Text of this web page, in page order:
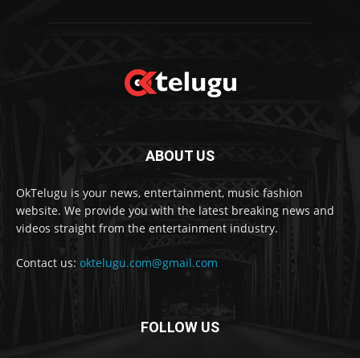
ABOUT US
OkTelugu is your news, entertainment, music fashion
website. We provide you with the latest breaking news and
videos straight from the entertainment industry.
Contact us: oktelugu.com@gmail.com
FOLLOW US